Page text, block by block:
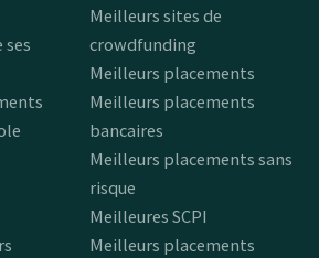
ses
Meilleurs sites de
crowdfunding
Meilleurs placements
Meilleurs placements
bancaires
Meilleurs placements sans
risque
Meilleures SCPI
Meilleurs placements